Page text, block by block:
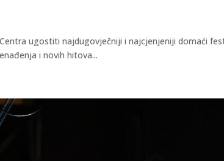
ugostiti najdugovječniji i najcjenjeniji domaći
i novih hitova...